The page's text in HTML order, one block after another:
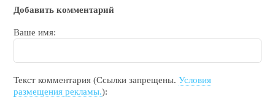
Добавить комментарий
Ваше имя:
Текст комментария (Ссылки запрещены.Условия
размещения рекламы.):